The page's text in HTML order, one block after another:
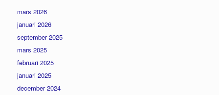
mars 2026
januari 2026
september 2025
mars 2025
februari 2025
januari 2025
december 2024